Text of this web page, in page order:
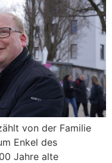
von der Familie
Enkel des
Jahre alte